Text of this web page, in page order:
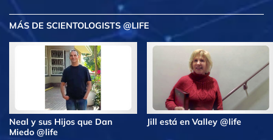
MÁS DE SCIENTOLOGISTS @LIFE
Neal y sus Hijos que Dan
Miedo @life
Jill está en Valley @life